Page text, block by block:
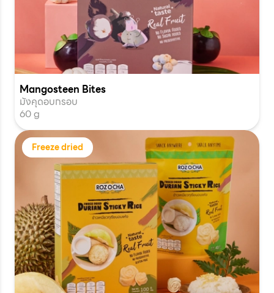
Mangosteen Bites
มังคุดอบกรอบ
60 g
Freeze dried